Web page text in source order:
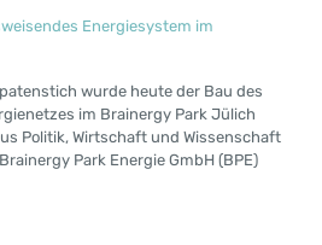
Energiesystem im
wurde heute der Bau des
im Brainergy Park Jülich
Politik, Wirtschaft und Wissenschaft
Park Energie GmbH (BPE)